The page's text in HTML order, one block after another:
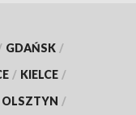
GDAŃSK /
/ KIELCE /
OLSZTYN /